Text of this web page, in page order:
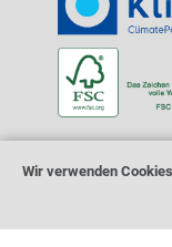
Wir verwenden